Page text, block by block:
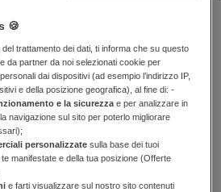
risulta integrata nel modello organizzativo di
Paribas con conseguente stretto legame e
al CPBE Compliance di BNP Paribas.
della funzione di controllo,
Compliance è alle dirette dipendenze del
al Comitato per il Controllo Interno e
di BNL) che ha accesso diretto e
Area. All’interno della Compliance Area
Antiriciclaggio.
🍪
trattamento dei dati, ti informa che su questo
da partner da noi selezionati cookie per
dai dispositivi (ad esempio l’indirizzo IP,
e della posizione geografica), al fine di: -
e la sicurezzae per analizzare in
navigazione sul sito per poterlo migliorare
personalizzatesulla base dei tuoi
manifestate e della tua posizione (Offerte
e farti visualizzare sul nostro sito contenuti